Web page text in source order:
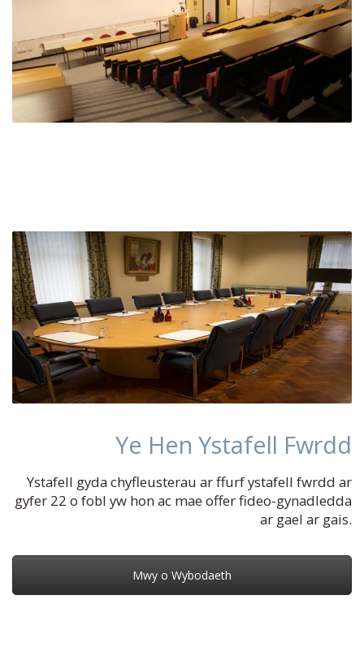
Ye Hen Ystafell Fwrdd
Ystafell gyda chyfleusterau ar ffurf ystafell fwrdd ar
gyfer 22 o fobl yw hon ac mae offer fideo-gynadledda
ar gael ar gais.
Mwy o Wybodaeth